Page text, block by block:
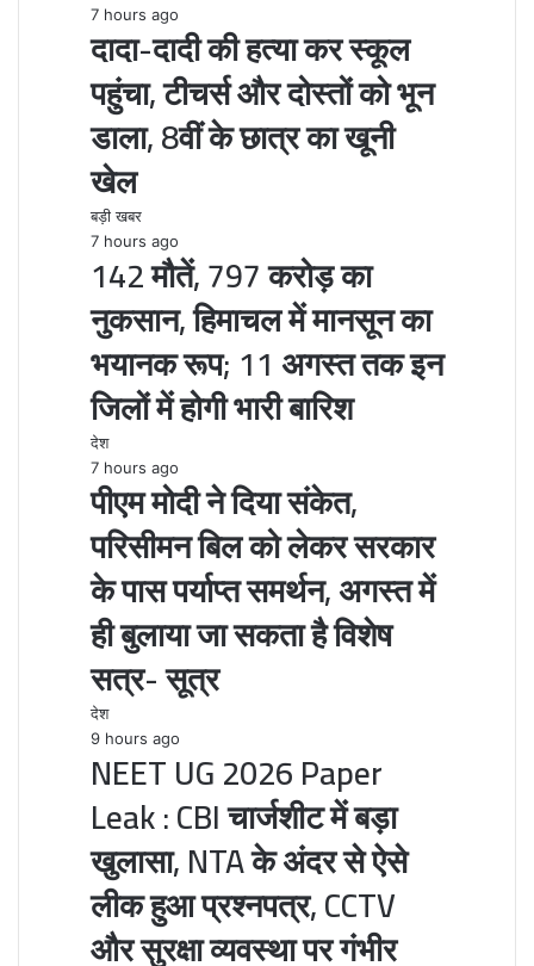
7 hours ago
दादा-दादी की हत्या कर स्कूल
पहुंचा, टीचर्स और दोस्तों को भून
डाला, 8वीं के छात्र का खूनी
खेल
बड़ी खबर
7 hours ago
142 मौतें, 797 करोड़ का
नुकसान, हिमाचल में मानसून का
भयानक रूप; 11 अगस्त तक इन
जिलों में होगी भारी बारिश
देश
7 hours ago
पीएम मोदी ने दिया संकेत,
परिसीमन बिल को लेकर सरकार
के पास पर्याप्त समर्थन, अगस्त में
ही बुलाया जा सकता है विशेष
सत्र- सूत्र
देश
9 hours ago
NEET UG 2026 Paper
Leak : CBI चार्जशीट में बड़ा
खुलासा, NTA के अंदर से ऐसे
लीक हुआ प्रश्नपत्र, CCTV
और सुरक्षा व्यवस्था पर गंभीर